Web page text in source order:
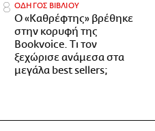
ΟΔΗΓΟΣ ΒΙΒΛΙΟΥ
Ο «Καθρέφτης» βρέθηκε
στην κορυφή της
Bookvoice. Τι τον
ξεχώρισε ανάμεσα στα
μεγάλα best sellers;